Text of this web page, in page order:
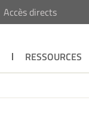
Accès directs
RESSOURCES